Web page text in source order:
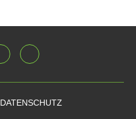
DATENSCHUTZ